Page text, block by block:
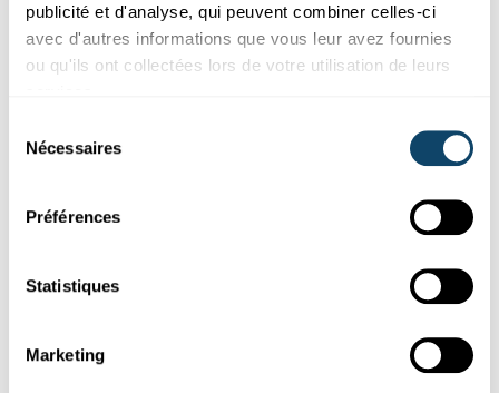
publicité et d'analyse, qui peuvent combiner celles-ci
avec d'autres informations que vous leur avez fournies
ou qu'ils ont collectées lors de votre utilisation de leurs
Nécessaires
Préférences
Statistiques
Marketing
chaîne Youtube
Suivez le monde de la science et de
Abonnez-vous gratuitement à notre newsletter et recevez